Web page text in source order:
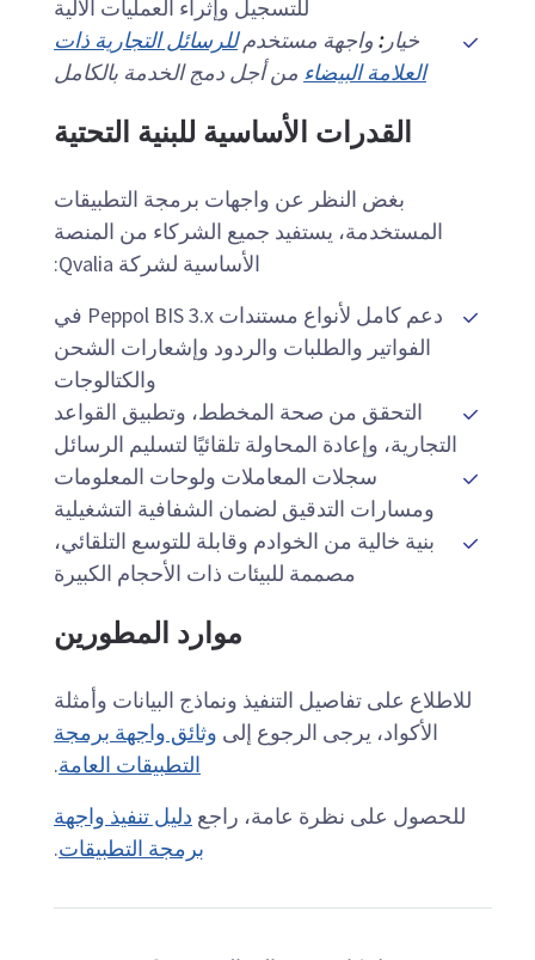
للتسجيل وإثراء العمليات الآلية
خيار: واجهة مستخدمللرسائل التجارية ذات
العلامة البيضاء من أجل دمج الخدمة بالكامل
القدرات الأساسية للبنية التحتية
بغض النظر عن واجهات برمجة التطبيقات
المستخدمة، يستفيد جميع الشركاء من المنصة
الأساسية لشركة Qvalia:
دعم كامل لأنواع مستندات Peppol BIS 3.x في
الفواتير والطلبات والردود وإشعارات الشحن
والكتالوجات
التحقق من صحة المخطط، وتطبيق القواعد
التجارية، وإعادة المحاولة تلقائيًا لتسليم الرسائل
سجلات المعاملات ولوحات المعلومات
ومسارات التدقيق لضمان الشفافية التشغيلية
بنية خالية من الخوادم وقابلة للتوسع التلقائي،
مصممة للبيئات ذات الأحجام الكبيرة
موارد المطورين
للاطلاع على تفاصيل التنفيذ ونماذج البيانات وأمثلة
الأكواد، يرجى الرجوع إلى وثائق واجهة برمجة
التطبيقات العامة.
للحصول على نظرة عامة، راجع دليل تنفيذ واجهة
برمجة التطبيقات.